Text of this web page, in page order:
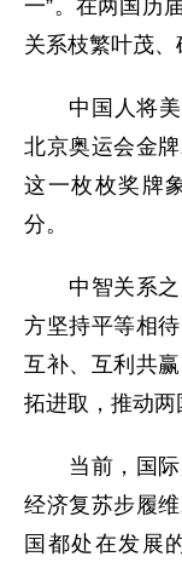
一”。在两国历
关系枝繁叶茂、
中国人将美
北京奥运会金
这一枚枚奖牌
分。
中智关系之
方坚持平等相
互补、互利共
拓进取，推动两
当前，国际
经济复苏步履
国都处在发展